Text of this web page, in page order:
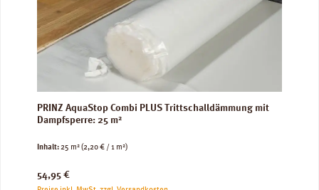
PRINZ AquaStop Combi PLUS Trittschalldämmung mit
Dampfsperre: 25 m²
Inhalt:25 m²(2,20 € / 1 m²)
Regulärer Preis:
54,95 €